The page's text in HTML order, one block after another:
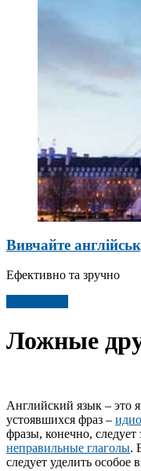
Вивчайте
Ефективно та зручно
Ложные
Английский язык – это
устоявшихся фраз –
фразы, конечно, следует
неправильные глаголы.
следует уделить особое